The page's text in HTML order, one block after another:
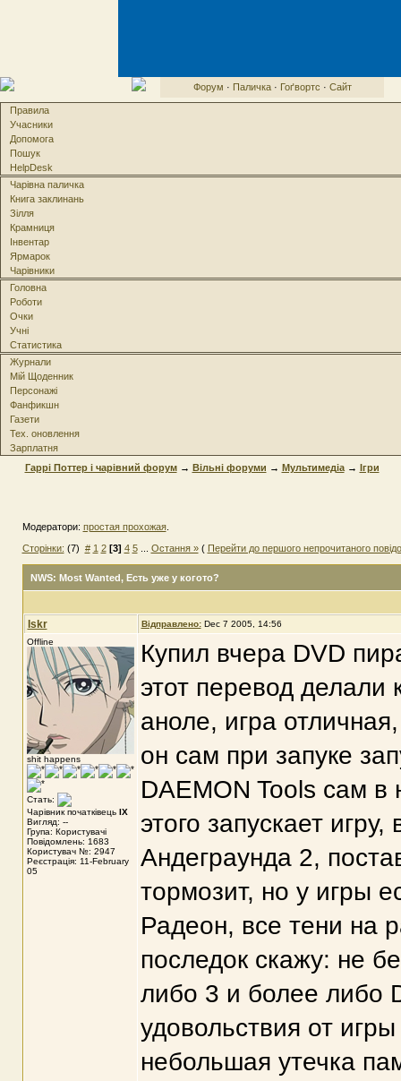
Форум · Паличка· Гоґвортс · Сайт
Правила
Учасники
Допомога
Пошук
HelpDesk
Чарівна паличка
Книга заклинань
Зілля
Крамниця
Інвентар
Ярмарок
Чарівники
Головна
Роботи
Очки
Учні
Статистика
Журнали
Мій Щоденник
Персонажі
Фанфикшн
Газети
Тех. оновлення
Зарплатня
Гаррі Поттер і чарівний форум→ Вільні форуми → Мультимедіа→ Ігри
Модератори: простая прохожая.
Сторінки: (7) # 1 2 [3] 4 5... Остання »( Перейти до першого непрочитаного
NWS: Most Wanted, Есть уже у когото?
Iskr Відправлено: Dec 7 2005, 14:56
Offline
shit happens
Стать:
Чарівник початківець IX
Вигляд: --
Група: Користувачі
Повідомлень: 1683
Користувач №: 2947
Реєстрація: 11-February
05
Купил вчера DVD
этот перевод делали
аноле, игра
он сам при запуке
DAEMON Tools сам в
этого запускает
Андеграунда 2,
тормозит, но у игры
Радеон, все тени на
последок скажу: не
либо 3 и более либо
удовольствия от
небольшая утечка